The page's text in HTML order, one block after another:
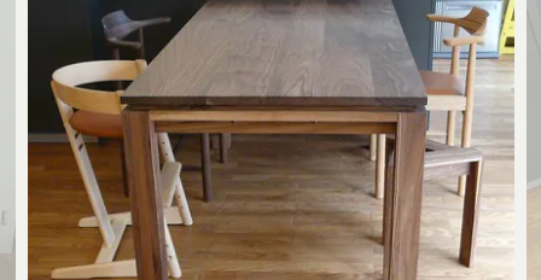
SHOP INFO
店舗情報
NAKAGAWA
中川店
MEITO
名東店
CONTACT
お問い合わせ
PRIVACY POLICY
プライバシーポリシー
TRANSACTION
特定商取引法に基づく表記